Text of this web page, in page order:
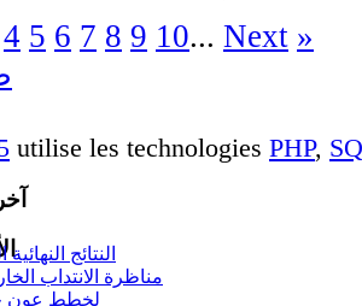
4 5 6 7 8 9 10... Next »
utilise les technologies PHP,